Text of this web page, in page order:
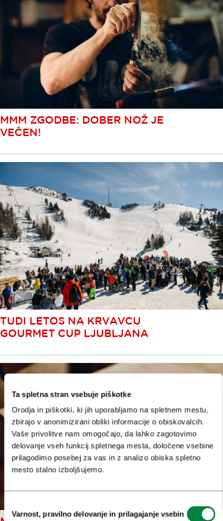
Ta spletna stran vsebuje piškotke
Orodja in piškotki, ki jih uporabljamo na spletnem mestu,
zbirajo v anonimizirani obliki informacije o obiskovalcih.
Vaše privolitve nam omogočajo, da lahko zagotovimo
delovanje vseh funkcij spletnega mesta, določene vsebine
prilagodimo posebej za vas in z analizo obiska spletno
mesto stalno izboljšujemo.
soglasja
Varnost, pravilno delovanje in prilagajanje vsebin
MMM ZGODBE: DOBER NOŽ JE
VEČEN!
TUDI LETOS NA KRVAVCU
GOURMET CUP LJUBLJANA